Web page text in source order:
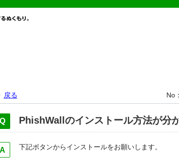
戻る No
PhishWallのインストール方法が分
下記ボタンからインストールをお願いします。